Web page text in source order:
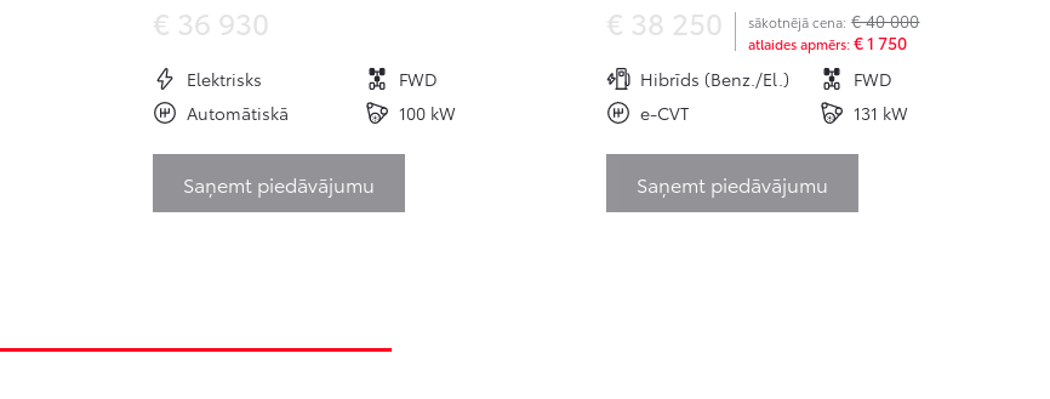
€ 36 930
Elektrisks
FWD
Automātiskā
100 kW
Saņemt piedāvājumu
€ 38 250 sākotnējā cena: € 40 000
atlaides apmērs: € 1 750
Hibrīds (Benz./El.)
FWD
e-CVT
131 kW
Saņemt piedāvājumu